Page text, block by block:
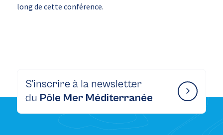
long de cette conférence.
S’inscrire à la newsletter
du Pôle Mer Méditerranée